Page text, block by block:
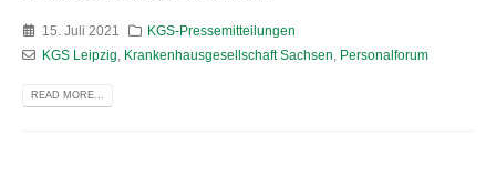
15. Juli 2021
KGS-Pressemitteilungen
KGS Leipzig
Krankenhausgesellschaft Sachsen Personalforum
READ MORE...